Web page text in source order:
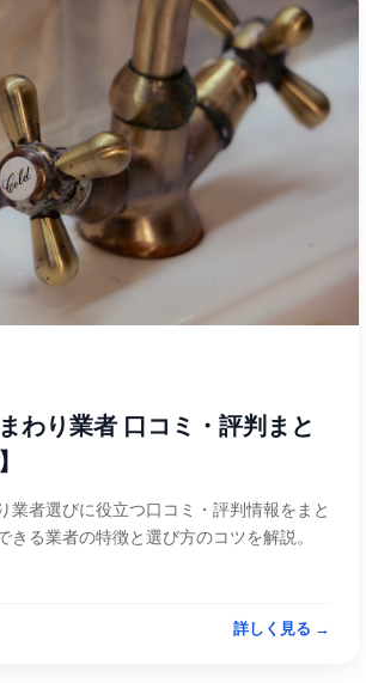
わり業者 口コミ・評判まと
業者選びに役立つ口コミ・評判情報をまと
きる業者の特徴と選び方のコツを解説。
詳しく見る →